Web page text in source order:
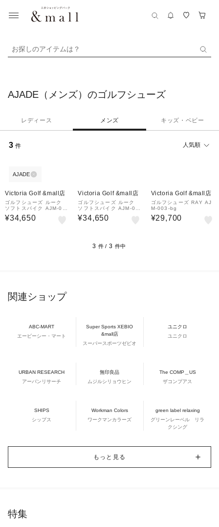
お探しのアイテムは？
AJADE（メンズ）のゴルフシューズ
レディース メンズ キッズ・ベビー
3 件 人気順
AJADE
Victoria Golf &mall店
ゴルフシューズ ルーク
ソフトスパイク AJM-00
1-wcf
¥34,650
Victoria Golf &mall店
ゴルフシューズ ルーク
ソフトスパイク AJM-00
1-wg
¥34,650
Victoria Golf &mall店
ゴルフシューズ RAY AJ
M-003-bg
¥29,700
3 件 / 3 件中
関連ショップ
ABC-MART
エービーシー・マート
Super Sports XEBIO
&mall店
スーパースポーツゼビオ
ユニクロ
ユニクロ
URBAN RESEARCH
アーバンリサーチ
無印良品
ムジルシリョウヒン
The COMP＿US
ザコンプアス
SHIPS
シップス
Workman Colors
ワークマンカラーズ
green label relaxing
グリーンレーベル リラ
クシング
もっと見る
特集